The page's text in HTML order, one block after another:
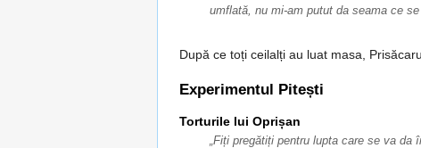
umflată, nu mi-am putut da seama ce
După ce toți ceilalți au luat masa,
Experimentul Pitești
Torturile lui Oprișan
„Fiți pregătiți pentru lupta care se va